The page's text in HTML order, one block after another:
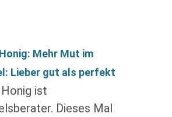
Mehr Mut im
Lieber gut als perfekt
ist
Dieses Mal